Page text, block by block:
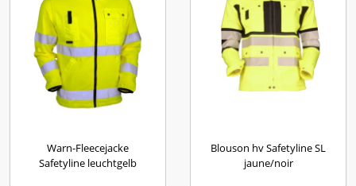
Warn-Fleecejacke
Safetyline leuchtgelb
Blouson hv Safetyline SL
jaune/noir